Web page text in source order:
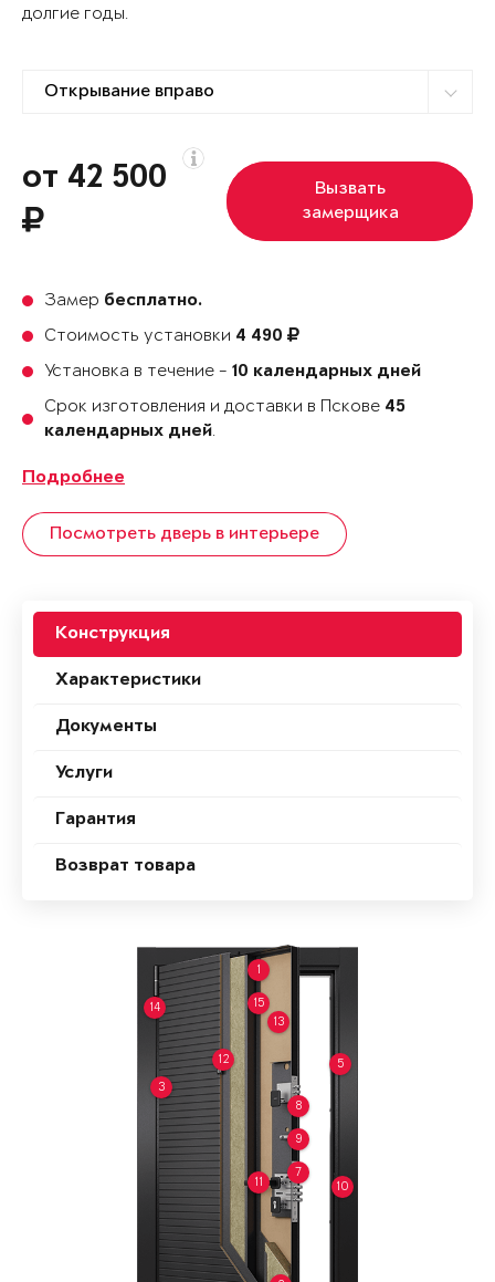
долгие годы.
от 42 500
Вызвать
замерщика
Замер бесплатно.
Стоимость установки 4 490
Установка в течение - 10 календарных дней
Срок изготовления и доставки в Пскове 45
календарных дней.
Подробнее
Посмотреть дверь в интерьере
Конструкция
Характеристики
Документы
Услуги
Гарантия
Возврат товара
1
3
5
7
8
9
10
11
12
13
14 15